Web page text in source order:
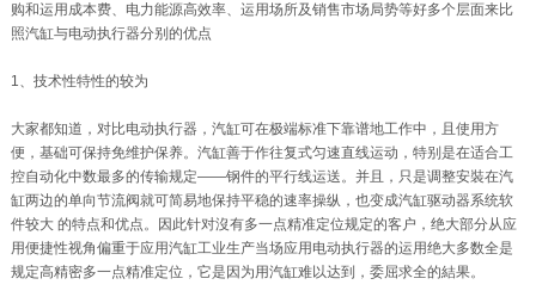
购和运用成本费、电力能源高效率、运用场所及销售市场局势等好多个层面来比
照汽缸与电动执行器分别的优点
1、技术性特性的较为
大家都知道，对比电动执行器，汽缸可在极端标准下靠谱地工作中，且使用方
便，基础可保持免维护保养。汽缸善于作往复式匀速直线运动，特别是在适合工
控自动化中数最多的传输规定——钢件的平行线运送。并且，只是调整安裝在汽
缸两边的单向节流阀就可简易地保持平稳的速率操纵，也变成汽缸驱动器系统软
件较大 的特点和优点。因此针对沒有多一点精准定位规定的客户，绝大部分从应
用便捷性视角偏重于应用汽缸工业生产当场应用电动执行器的运用绝大多数全是
规定高精密多一点精准定位，它是因为用汽缸难以达到，委屈求全的結果。